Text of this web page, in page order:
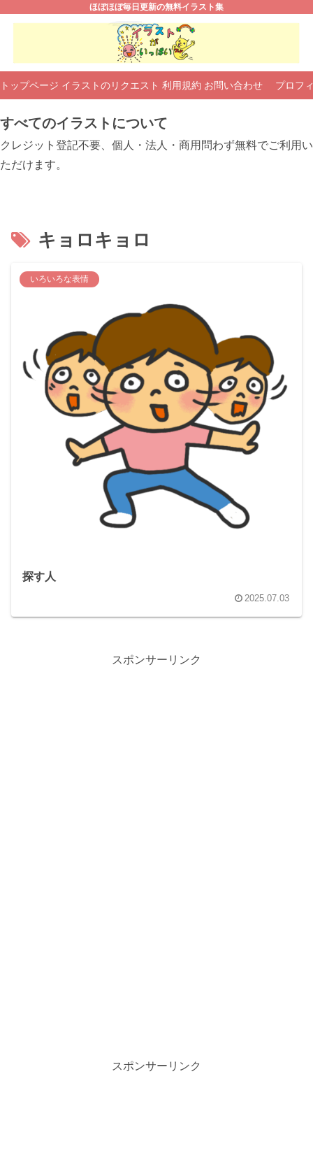
ほぼほぼ毎日更新の無料イラスト集
トップページ イラストのリクエスト 利用規約 お問い合わせ プロフ
すべてのイラストについて
クレジット登記不要、個人・法人・商用問わず無料でご利用い
ただけます。
キョロキョロ
いろいろな表情
探す人
2025.07.03
スポンサーリンク
スポンサーリンク